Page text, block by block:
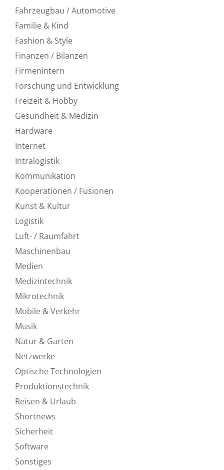
Fahrzeugbau / Automotive
Familie & Kind
Fashion & Style
Finanzen / Bilanzen
Firmenintern
Forschung und Entwicklung
Freizeit & Hobby
Gesundheit & Medizin
Hardware
Internet
Intralogistik
Kommunikation
Kooperationen / Fusionen
Kunst & Kultur
Logistik
Luft- / Raumfahrt
Maschinenbau
Medien
Medizintechnik
Mikrotechnik
Mobile & Verkehr
Musik
Natur & Garten
Netzwerke
Optische Technologien
Produktionstechnik
Reisen & Urlaub
Shortnews
Sicherheit
Software
Sonstiges